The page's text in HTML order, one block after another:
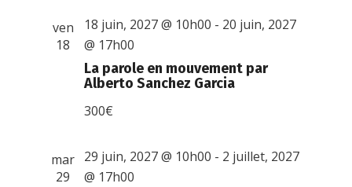
ven
18
La parole en mouvement par
Alberto Sanchez Garcia
18 juin, 2027 @ 10h00 - 20 juin, 2027
@ 17h00
300€
mar
29
29 juin, 2027 @ 10h00 - 2 juillet, 2027
@ 17h00